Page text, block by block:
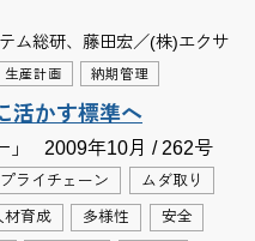
ム総研、藤田宏／(株)エクサ
生産計画 納期管理
活かす標準へ
2009年10月 / 262号
ライチェーン ムダ取り
材育成 多様性 安全